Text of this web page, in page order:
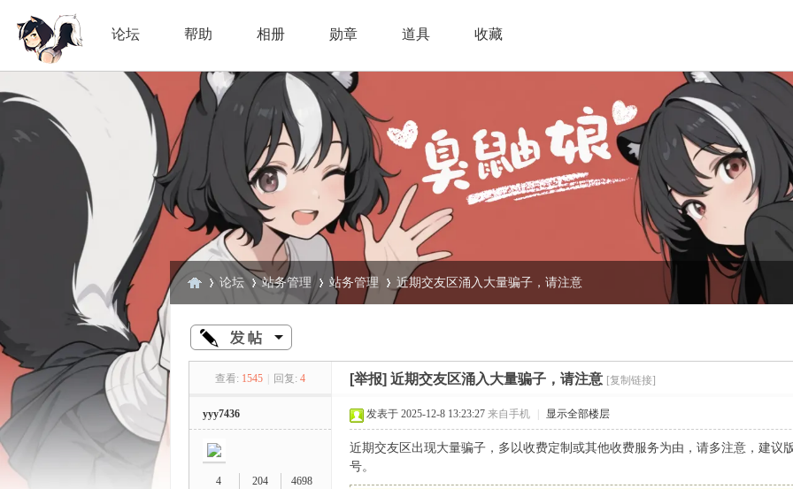
论坛 帮助 相册 勋章 道具 收藏
臭»
论坛
›
站务管理
›
站务管理
›
近期交友区涌入大量骗子，请注意
查看: 1545 回复: 4 [举报] 近期交友区涌入大量骗子，请注意 [复制链接]
yyy7436
4
204
4698
发表于 2025-12-8 13:23:27 来自手机 显示全部楼层
近期交友区出现大量骗子，多以收费定制或其他收费服务为由，请多注意，建议
号。